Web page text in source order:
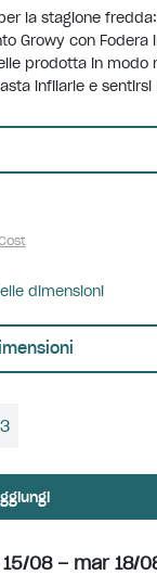
la stagione
Growy con Fodera
prodotta in modo
infilarle e sentirsi
dimensioni
08 – mar 18/